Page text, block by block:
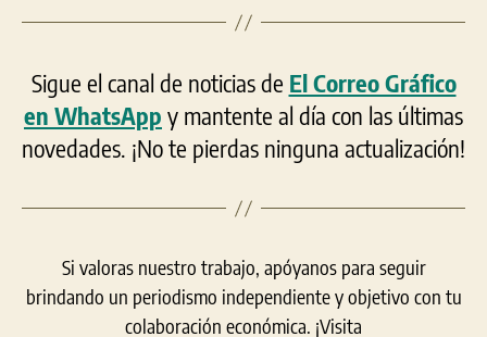
Sigue el canal de noticias de El Correo Gráfico
en WhatsApp y mantente al día con las últimas
novedades. ¡No te pierdas ninguna actualización!
Si valoras nuestro trabajo, apóyanos para seguir
brindando un periodismo independiente y objetivo con tu
colaboración económica. ¡Visita